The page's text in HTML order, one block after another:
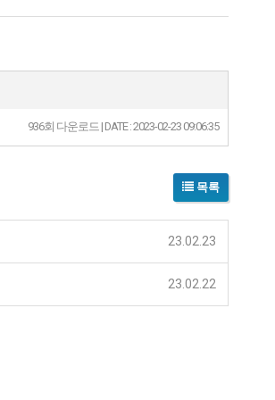
936회 다운로드 | DATE : 2023-02-23 09:06:35
목록
23.02.23
23.02.22